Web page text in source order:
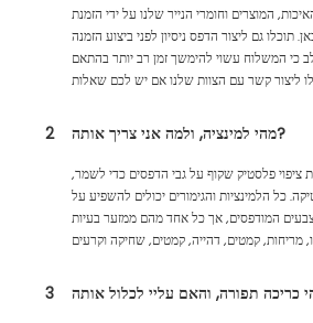
המוצרים וחומרי הנייר שלנו על ידי הזמנת
תוכלו גם ליצור הדפס ניסיון לפני ביצוע הזמנה
כי המשלוח עשוי להימשך זמן רב יותר בהתאם
2
מהי למינציה, ולמה אני צריך אותה?
ציפוי פלסטיק שקוף על גבי הדפסים כדי לשמר,
כל הלמינציות והגימורים יכולים להשפיע על
המודפסים, אך כל אחד מהם ממזער בעיות
3